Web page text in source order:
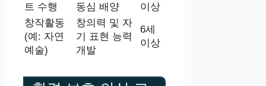
트 수행
동심 배양
이상
창작활동
(예: 자연
예술)
창의력 및 자
기 표현 능력
개발
6세
이상